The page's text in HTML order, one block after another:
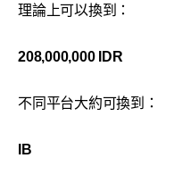
理論上可以換到：
208,000,000 IDR
不同平台大約可換到：
IB